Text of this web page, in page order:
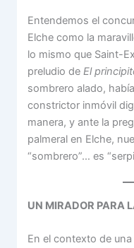
Entendemos el
Elche como la
lo mismo que Saint-
preludio de El
sombrero alado,
constrictor inmóvil
manera, y ante la
palmeral en Elche,
“sombrero”… es
UN MIRADOR PARA
En el contexto de